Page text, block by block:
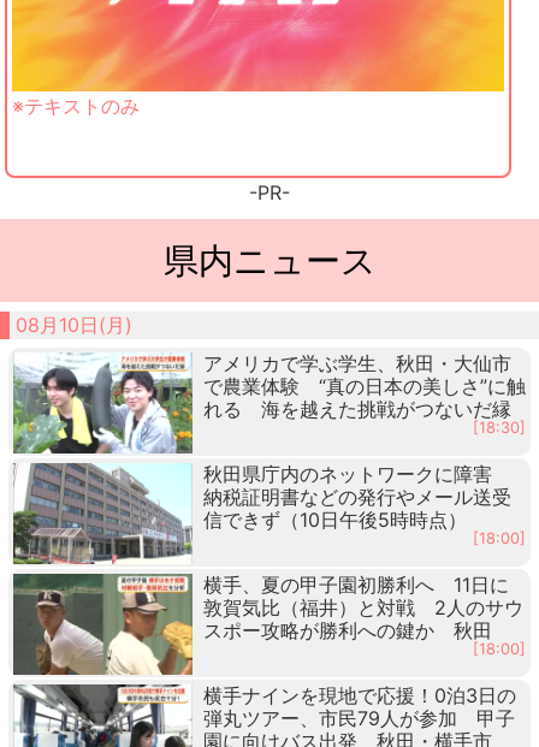
※テキストのみ
-PR-
県内ニュース
08月10日(月)
アメリカで学ぶ学生、秋田・大仙市
で農業体験 “真の日本の美しさ”に触
れる 海を越えた挑戦がつないだ縁
[18:30]
秋田県庁内のネットワークに障害
納税証明書などの発行やメール送受
信できず（10日午後5時時点）
[18:00]
横手、夏の甲子園初勝利へ 11日に
敦賀気比（福井）と対戦 2人のサウ
スポー攻略が勝利への鍵か 秋田
[18:00]
横手ナインを現地で応援！0泊3日の
弾丸ツアー、市民79人が参加 甲子
園に向けバス出発 秋田・横手市